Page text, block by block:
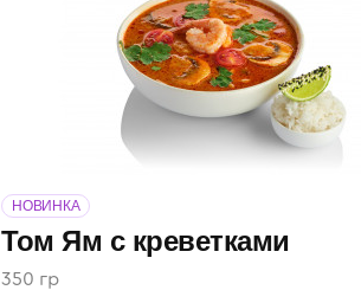
Том Ям с креветками
НОВИНКА
350 гр